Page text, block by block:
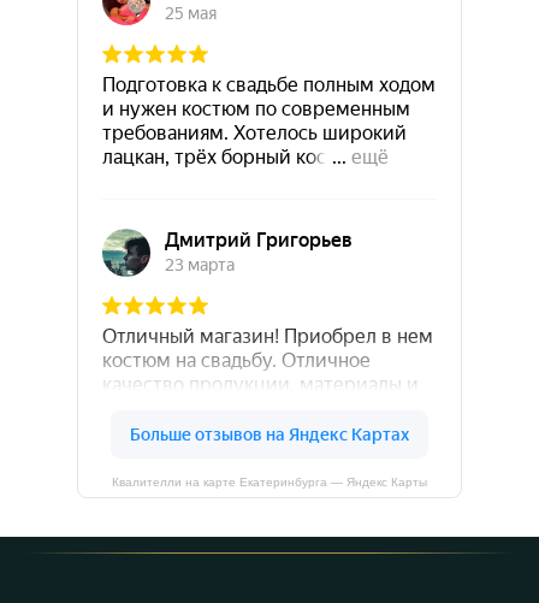
Квалителли на карте Екатеринбурга — Яндекс Карты